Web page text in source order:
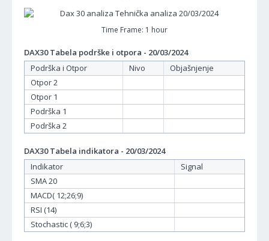
Time Frame: 1 hour
DAX30 Tabela podrške i otpora - 20/03/2024
Podrška i Otpor
Nivo
Objašnjenje
Otpor 2
Otpor 1
Podrška 1
Podrška 2
DAX30 Tabela indikatora - 20/03/2024
Indikator
Signal
SMA 20
MACD( 12;26;9)
RSI (14)
Stochastic ( 9;6;3)